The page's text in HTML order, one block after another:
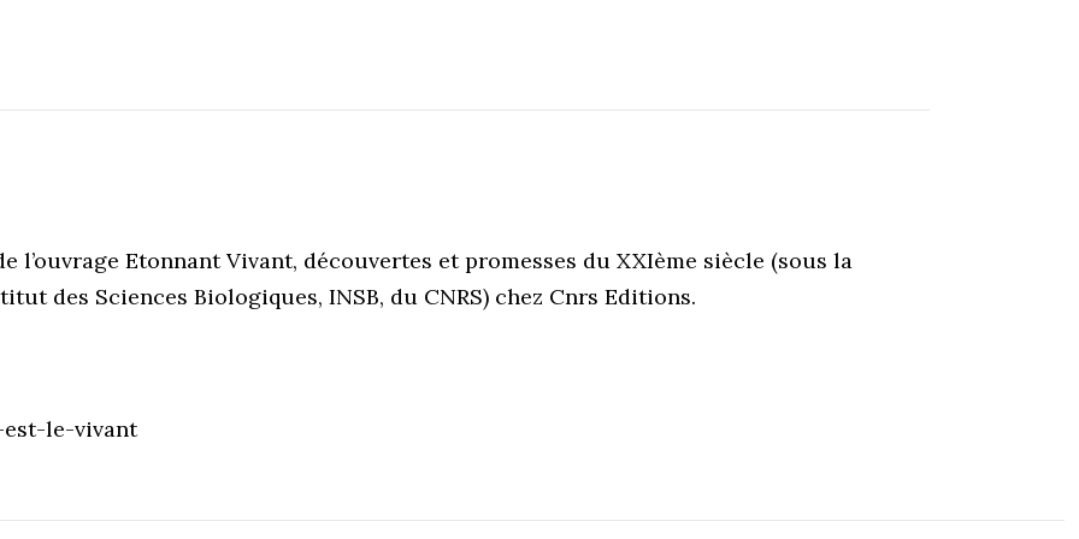
l’ouvrage Etonnant Vivant, découvertes et promesses du XXIème siècle (sous la
des Sciences Biologiques, INSB, du CNRS) chez Cnrs Editions.
le-vivant